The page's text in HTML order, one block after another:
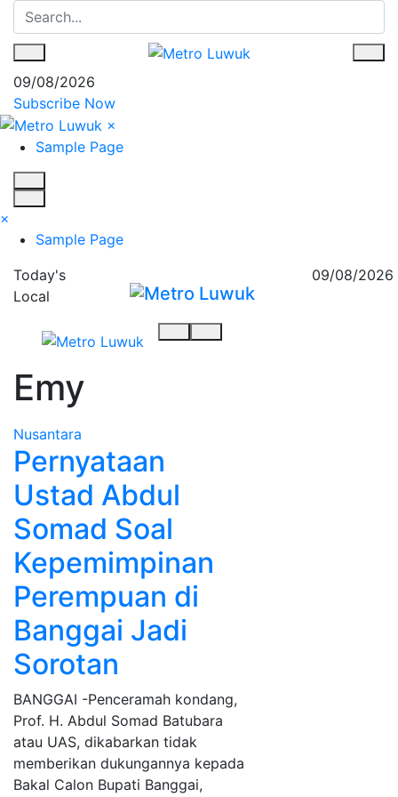
09/08/2026
Subscribe Now
×
Sample Page
×
Sample Page
Today's
Local
09/08/2026
Emy
Nusantara
Pernyataan
Ustad Abdul
Somad Soal
Kepemimpinan
Perempuan di
Banggai Jadi
Sorotan
BANGGAI -Penceramah kondang,
Prof. H. Abdul Somad Batubara
atau UAS, dikabarkan tidak
memberikan dukungannya kepada
Bakal Calon Bupati Banggai,